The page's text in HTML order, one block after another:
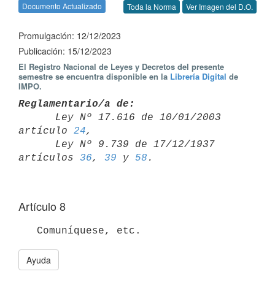
Documento Actualizado Toda la Norma Ver Imagen del D.O.
Promulgación: 12/12/2023
Publicación: 15/12/2023
El Registro Nacional de Leyes y Decretos del presente
semestre se encuentra disponible en la Librería Digital de
IMPO.
Reglamentario/a de:
artículo 24,
artículos 36, 39 y 58
Artículo 8
Ayuda